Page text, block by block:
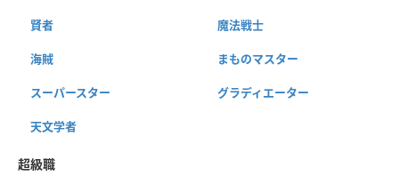
賢者 魔法戦士
海賊 まものマスター
スーパースター グラディエーター
天文学者
超級職